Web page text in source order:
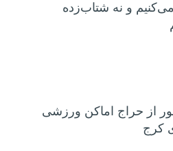
و نه شتاب‌زده
از حراج اماکن ورزشی
کرج